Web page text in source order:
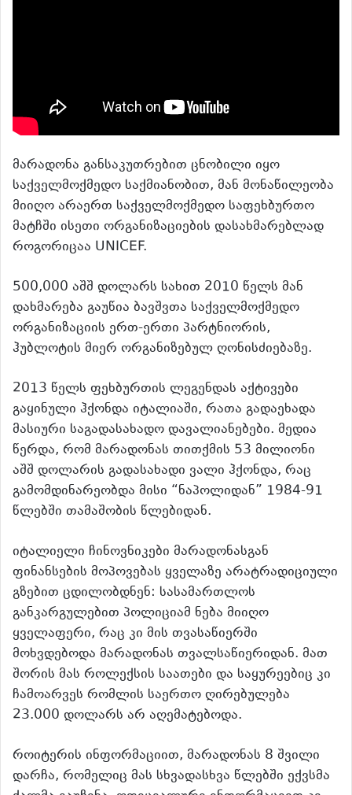
მარადონა განსაკუთრებით ცნობილი იყო
საქველმოქმედო საქმიანობით, მან მონაწილეობა
მიიღო არაერთ საქველმოქმედო საფეხბურთო
მატჩში ისეთი ორგანიზაციების დასახმარებლად
როგორიცაა UNICEF.
500,000 აშშ დოლარს სახით 2010 წელს მან
დახმარება გაუწია ბავშვთა საქველმოქმედო
ორგანიზაციის ერთ-ერთი პარტნიორის,
ჰუბლოტის მიერ ორგანიზებულ ღონისძიებაზე.
2013 წელს ფეხბურთის ლეგენდას აქტივები
გაყინული ჰქონდა იტალიაში, რათა გადაეხადა
მასიური საგადასახადო დავალიანებები. მედია
წერდა, რომ მარადონას თითქმის 53 მილიონი
აშშ დოლარის გადასახადი ვალი ჰქონდა, რაც
გამომდინარეობდა მისი “ნაპოლიდან” 1984-91
წლებში თამაშობის წლებიდან.
იტალიელი ჩინოვნიკები მარადონასგან
ფინანსების მოპოვებას ყველაზე არატრადიციული
გზებით ცდილობდნენ: სასამართლოს
განკარგულებით პოლიციამ ნება მიიღო
ყველაფერი, რაც კი მის თვასაწიერში
მოხვდებოდა მარადონას თვალსაწიერიდან. მათ
შორის მას როლექსის საათები და საყურეებიც კი
ჩამოარვეს რომლის საერთო ღირებულება
23.000 დოლარს არ აღემატებოდა.
როიტერის ინფორმაციით, მარადონას 8 შვილი
დარჩა, რომელიც მას სხვადასხვა წლებში ექვსმა